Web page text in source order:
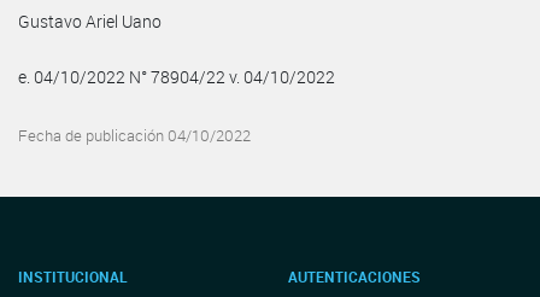
Gustavo Ariel Uano
e. 04/10/2022 N° 78904/22 v. 04/10/2022
Fecha de publicación 04/10/2022
INSTITUCIONAL AUTENTICACIONES